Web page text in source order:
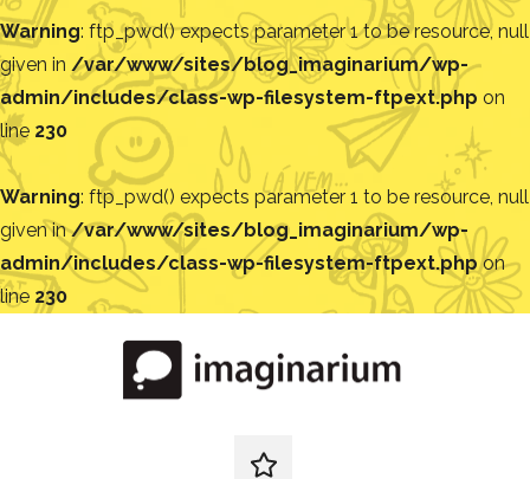
Warning: ftp_pwd() expects parameter 1 to be resource, null
given in /var/www/sites/blog_imaginarium/wp-
admin/includes/class-wp-filesystem-ftpext.php on
line 230
Warning: ftp_pwd() expects parameter 1 to be resource, null
given in/var/www/sites/blog_imaginarium/wp-
admin/includes/class-wp-filesystem-ftpext.phpon
line 230
redes